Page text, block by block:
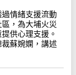
情緒支援流動
，為大埔火災
供心理支援。
蘇婉嫻，講述